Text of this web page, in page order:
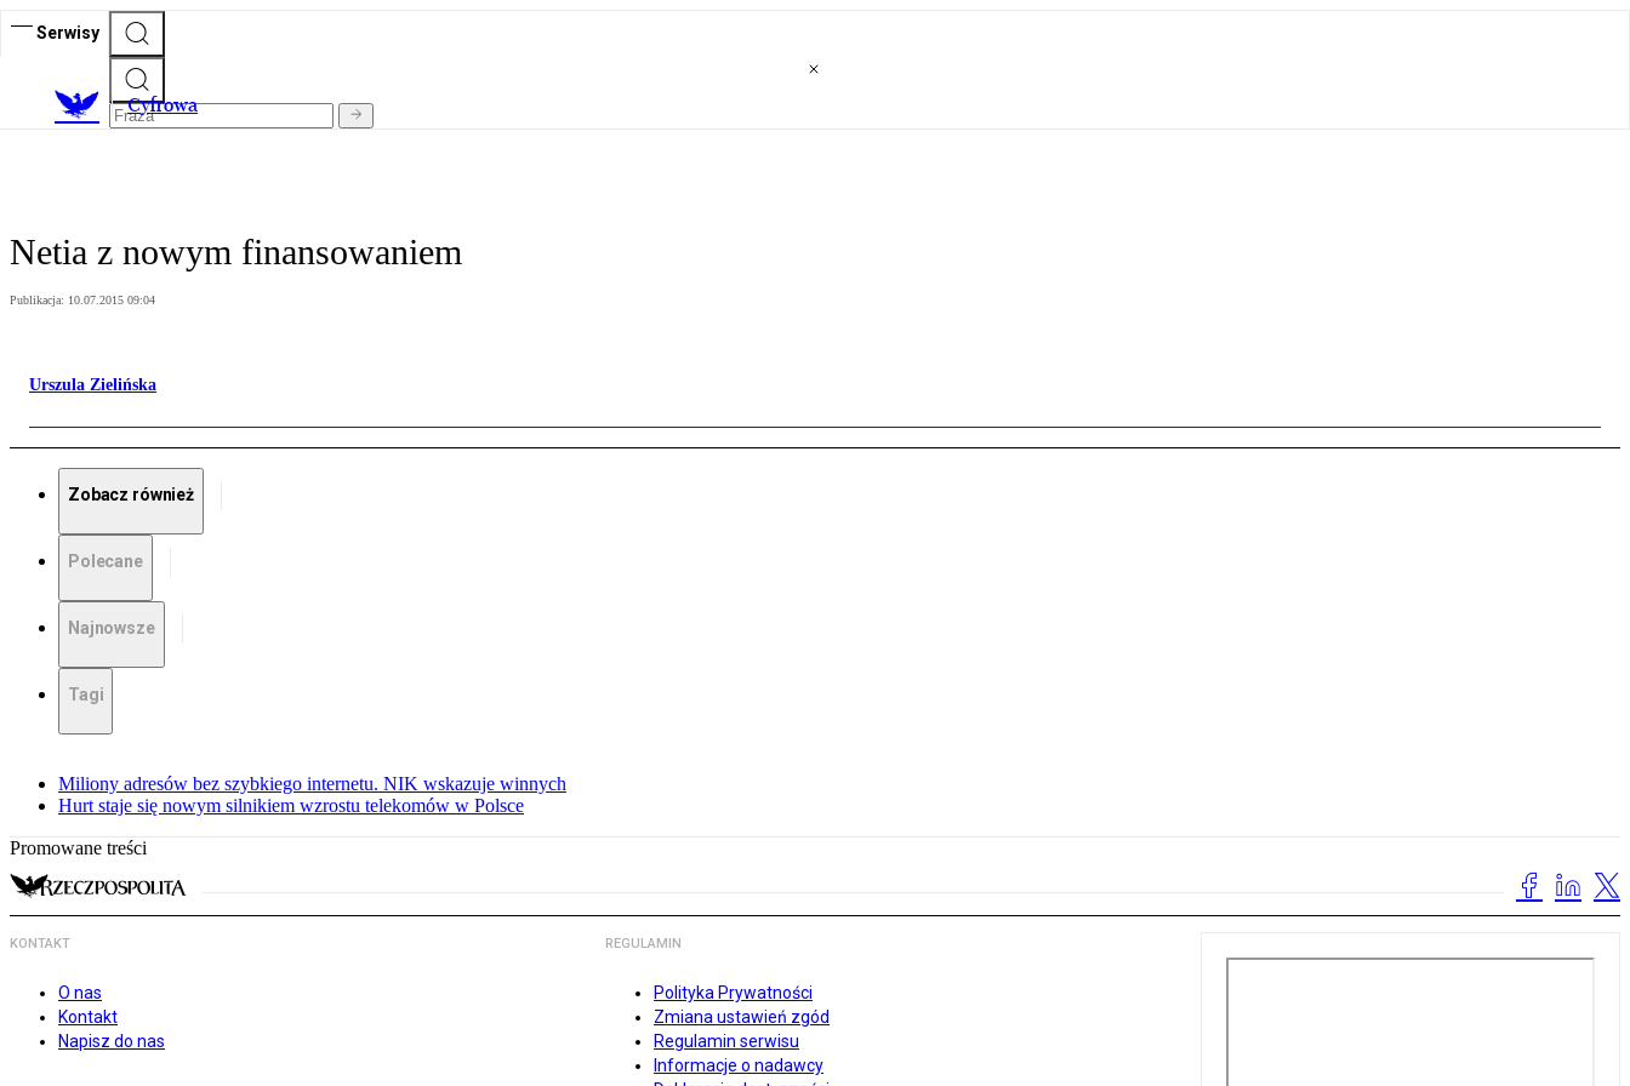
Serwisy
Cyfrowa
Netia z nowym finansowaniem
Publikacja: 10.07.2015 09:04
Urszula Zielińska
Zobacz również
Polecane
Najnowsze
Tagi
Miliony adresów bez szybkiego internetu. NIK wskazuje winnych
Hurt staje się nowym silnikiem wzrostu telekomów w Polsce
Promowane treści
KONTAKT
O nas
Kontakt
Napisz do nas
REGULAMIN
Polityka Prywatności
Zmiana ustawień zgód
Regulamin serwisu
Informacje o nadawcy